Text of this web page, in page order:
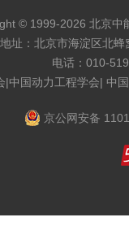
© 1999-2026 北京中
地址：北京市海淀区北
电话：010-
|中国动力工程学会| 中
京公网安备